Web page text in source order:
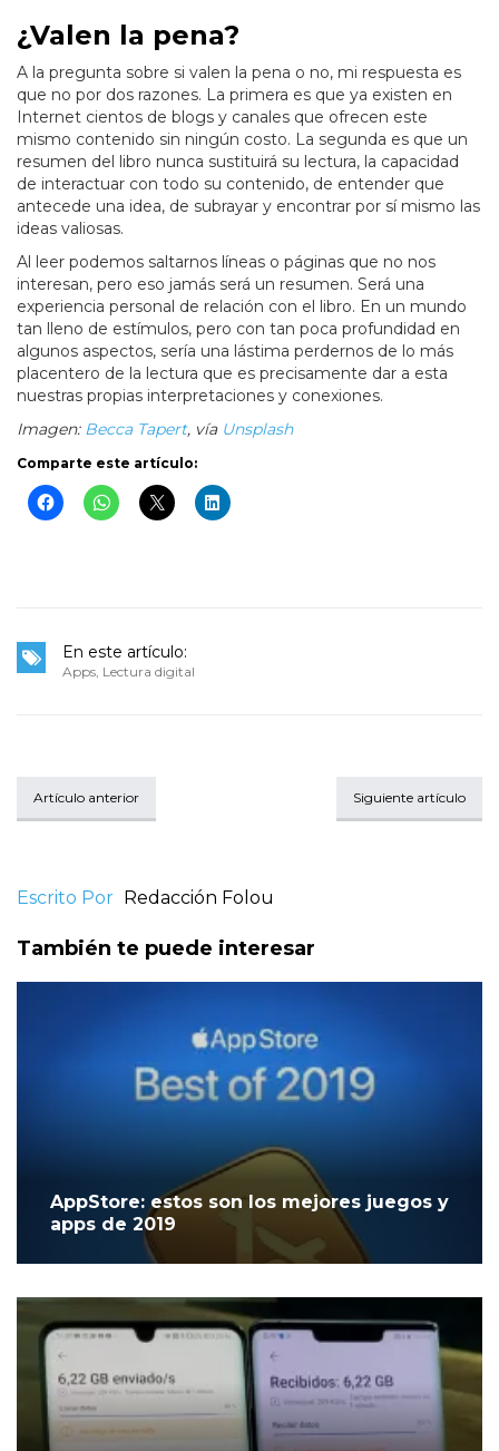
¿Valen la pena?
A la pregunta sobre si valen la pena o no, mi respuesta es
que no por dos razones. La primera es que ya existen en
Internet cientos de blogs y canales que ofrecen este
mismo contenido sin ningún costo. La segunda es que un
resumen del libro nunca sustituirá su lectura, la capacidad
de interactuar con todo su contenido, de entender que
antecede una idea, de subrayar y encontrar por sí mismo las
ideas valiosas.
Al leer podemos saltarnos líneas o páginas que no nos
interesan, pero eso jamás será un resumen. Será una
experiencia personal de relación con el libro. En un mundo
tan lleno de estímulos, pero con tan poca profundidad en
algunos aspectos, sería una lástima perdernos de lo más
placentero de la lectura que es precisamente dar a esta
nuestras propias interpretaciones y conexiones.
Imagen: Becca Tapert, vía Unsplash
Comparte este artículo:
En este artículo:
Apps, Lectura digital
Artículo anterior Siguiente artículo
Escrito Por Redacción Folou
También te puede interesar
AppStore: estos son los mejores juegos y
apps de 2019